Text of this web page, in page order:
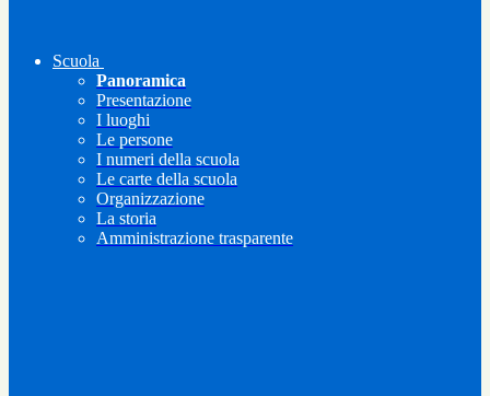
Scuola
Panoramica
Presentazione
I luoghi
Le persone
I numeri della scuola
Le carte della scuola
Organizzazione
La storia
Amministrazione trasparente